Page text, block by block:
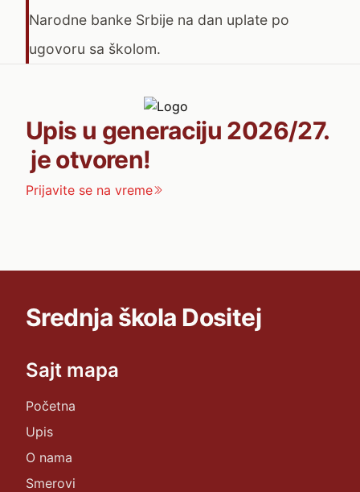
Narodne banke Srbije na dan uplate po
ugovoru sa školom.
Upis u generaciju 2026/27.
je otvoren!
Prijavite se na vreme
Srednja škola Dositej
Sajt mapa
Početna
Upis
O nama
Smerovi